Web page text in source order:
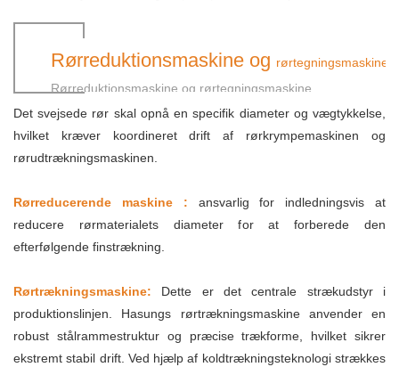
Rørreduktionsmaskine og rørtegningsmaskine
Rørreduktionsmaskine og rørtegningsmaskine
Det svejsede rør skal opnå en specifik diameter og vægtykkelse,
hvilket kræver koordineret drift af rørkrympemaskinen og
rørudtrækningsmaskinen.
Rørreducerende maskine: ansvarlig for indledningsvis at
reducere rørmaterialets diameter for at forberede den
efterfølgende finstrækning.
Rørtrækningsmaskine: Dette er det centrale strækudstyr i
produktionslinjen. Hasungs rørtrækningsmaskine anvender en
robust stålrammestruktur og præcise trækforme, hvilket sikrer
ekstremt stabil drift. Ved hjælp af koldtrækningsteknologi strækkes